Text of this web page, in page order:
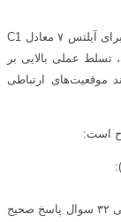
در استاندارد اروپایی ارزیابی زبان (CEFR)، سطح زبان برای آیلتس ۷ معادل C1
تسلط عملی بالایی بر
موقعیت‌های ارتباطی
است:
برای کسب این نمره، باید از مجموع ۴۰ سوال، به ۳۰ الی ۳۲ سوال پاسخ صحیح